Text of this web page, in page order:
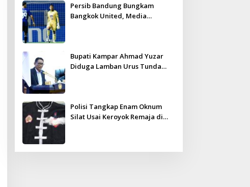
Persib Bandung Bungkam
Bangkok United, Media
Bupati Kampar Ahmad Yuzar
Diduga Lamban Urus Tunda
Polisi Tangkap Enam Oknum
Silat Usai Keroyok Remaja di